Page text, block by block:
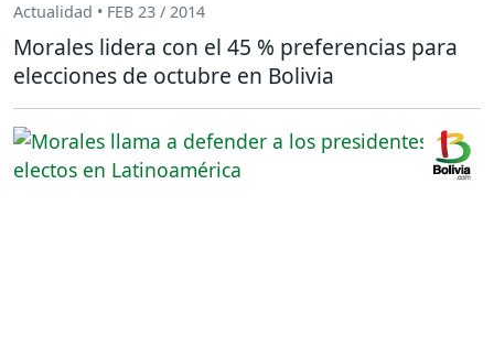
Actualidad • FEB 23 / 2014
Morales lidera con el 45 % preferencias para
elecciones de octubre en Bolivia